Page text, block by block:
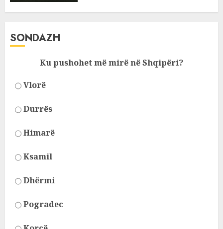
SONDAZH
Ku pushohet më mirë në Shqipëri?
Vlorë
Durrës
Himarë
Ksamil
Dhërmi
Pogradec